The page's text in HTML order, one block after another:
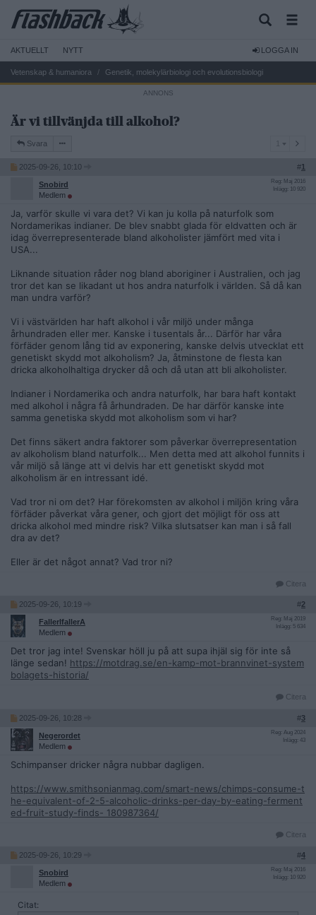
AKTUELLT NYTT LOGGA IN
Vetenskap & humaniora Genetik, molekylärbiologi och evolutionsbiologi
Är vi tillvänjda till alkohol?
Svara
2025-09-26, 10:10 #1
Snobird
Medlem
Reg: Maj 2016
Inlägg: 10 920
Ja, varför skulle vi vara det? Vi kan ju kolla på naturfolk som
Nordamerikas indianer. De blev snabbt glada för eldvatten och är
idag överrepresenterade bland alkoholister jämfört med vita i
USA...
Liknande situation råder nog bland aboriginer i Australien, och jag
tror det kan se likadant ut hos andra naturfolk i världen. Så då kan
man undra varför?
Vi i västvärlden har haft alkohol i vår miljö under många
århundraden eller mer. Kanske i tusentals år... Därför har våra
förfäder genom lång tid av exponering, kanske delvis utvecklat ett
genetiskt skydd mot alkoholism? Ja, åtminstone de flesta kan
dricka alkoholhaltiga drycker då och då utan att bli alkoholister.
Indianer i Nordamerika och andra naturfolk, har bara haft kontakt
med alkohol i några få århundraden. De har därför kanske inte
samma genetiska skydd mot alkoholism som vi har?
Det finns säkert andra faktorer som påverkar överrepresentation
av alkoholism bland naturfolk... Men detta med att alkohol funnits i
vår miljö så länge att vi delvis har ett genetiskt skydd mot
alkoholism är en intressant idé.
Vad tror ni om det? Har förekomsten av alkohol i miljön kring våra
förfäder påverkat våra gener, och gjort det möjligt för oss att
dricka alkohol med mindre risk? Vilka slutsatser kan man i så fall
dra av det?
Eller är det något annat? Vad tror ni?
Citera
2025-09-26, 10:19 #2
FallerIfallerA
Medlem
Reg: Maj 2019
Inlägg: 5 634
Det tror jag inte! Svenskar höll ju på att supa ihjäl sig för inte så
länge sedan! https://motdrag.se/en-kamp-mot-brannvinet-system
bolagets-historia/
Citera
2025-09-26, 10:28 #3
Negerordet
Medlem
Reg: Aug 2024
Inlägg: 43
Schimpanser dricker några nubbar dagligen.
https://www.smithsonianmag.com/smart-news/chimps-consume-t
he-equivalent-of-2-5-alcoholic-drinks-per-day-by-eating-ferment
ed-fruit-study-finds- 180987364/
Citera
2025-09-26, 10:29 #4
Snobird
Medlem
Reg: Maj 2016
Inlägg: 10 920
Citat: